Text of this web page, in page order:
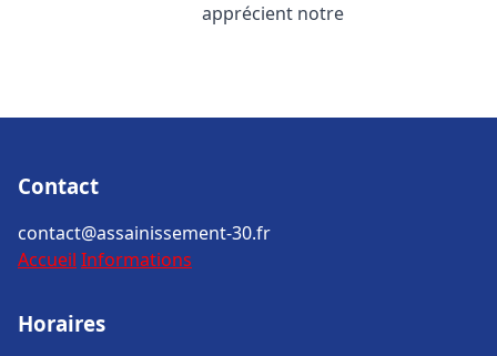
apprécient notre
Contact
contact@assainissement-30.fr
Accueil Informations
Horaires